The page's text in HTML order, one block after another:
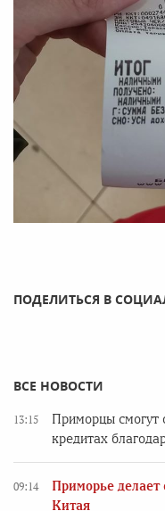
ПОДЕЛИТЬСЯ В
ВСЕ НОВОСТИ
13:15
Приморцы смогут
кредитах
09:14
Приморье делает
Китая